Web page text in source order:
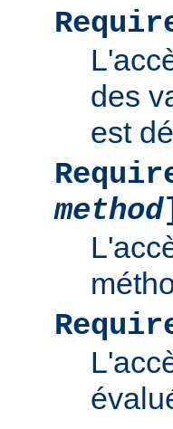
des
est
method